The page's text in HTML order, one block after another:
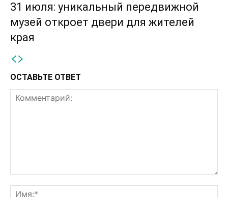
31 июля: уникальный передвижной
музей откроет двери для жителей
края
ОСТАВЬТЕ ОТВЕТ